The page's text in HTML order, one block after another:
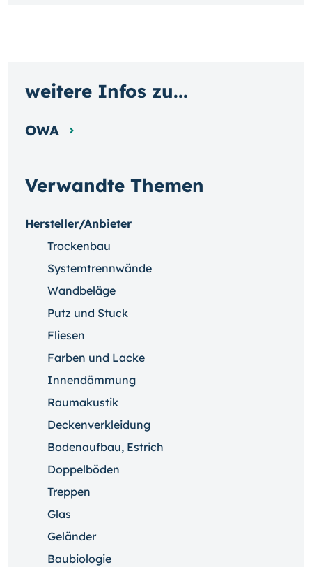
Verwandte Themen
Hersteller/Anbieter
Trockenbau
Systemtrennwände
Wandbeläge
Putz und Stuck
Fliesen
Farben und Lacke
Innendämmung
Raumakustik
Deckenverkleidung
Bodenaufbau, Estrich
Doppelböden
Treppen
Glas
Geländer
Baubiologie
weitere Infos zu...
OWA